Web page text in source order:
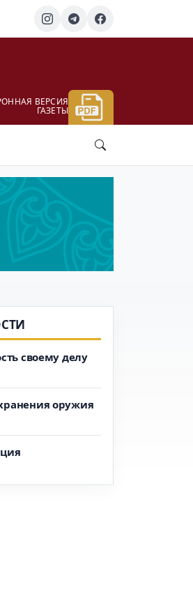
ВЕРСИЯ
ГАЗЕТЫ
своему делу
оружия